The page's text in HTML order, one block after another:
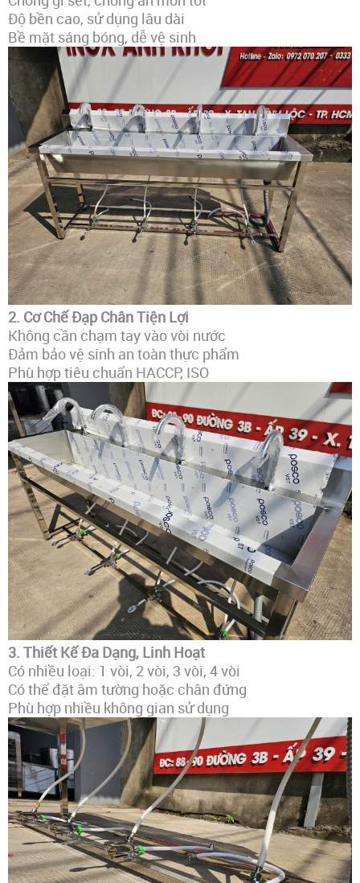
Độ bền cao, sử dụng lâu dài
Bề mặt sáng bóng, dễ vệ sinh
2. Cơ Chế Đạp Chân Tiện Lợi
Không cần chạm tay vào vòi nước
Đảm bảo vệ sinh an toàn thực phẩm
Phù hợp tiêu chuẩn HACCP, ISO
3. Thiết Kế Đa Dạng, Linh Hoạt
Có nhiều loại: 1 vòi, 2 vòi, 3 vòi, 4 vòi
Có thể đặt âm tường hoặc chân đứng
Phù hợp nhiều không gian sử dụng